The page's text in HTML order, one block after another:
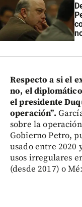
Respecto a si el
no, el
el presidente
operación”.
sobre la
Gobierno Petro,
usado entre 2020
usos irregulares
(desde 2017) o